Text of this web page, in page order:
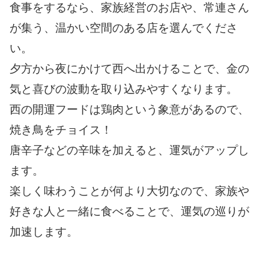
食事をするなら、家族経営のお店や、常連さん
が集う、温かい空間のある店を選んでくださ
い。
夕方から夜にかけて西へ出かけることで、金の
気と喜びの波動を取り込みやすくなります。
西の開運フードは鶏肉という象意があるので、
焼き鳥をチョイス！
唐辛子などの辛味を加えると、運気がアップし
ます。
楽しく味わうことが何より大切なので、家族や
好きな人と一緒に食べることで、運気の巡りが
加速します。